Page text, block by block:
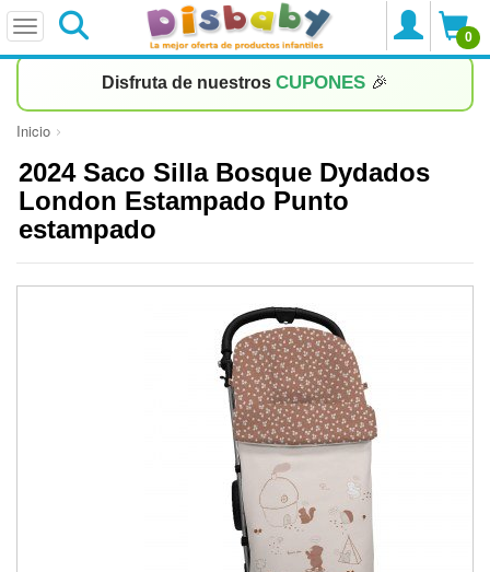
0
Disfruta de nuestros CUPONES 🎉
Inicio
2024 Saco Silla Bosque Dydados
London Estampado Punto
estampado